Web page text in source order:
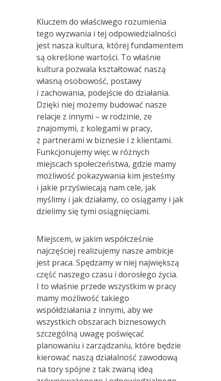
Kluczem do właściwego rozumienia
tego wyzwania i tej odpowiedzialności
jest nasza kultura, której fundamentem
są określone wartości. To właśnie
kultura pozwala kształtować naszą
własną osobowość, postawy
i zachowania, podejście do działania.
Dzięki niej możemy budować nasze
relacje z innymi – w rodzinie, ze
znajomymi, z kolegami w pracy,
z partnerami w biznesie i z klientami.
Funkcjonujemy więc w różnych
miejscach społeczeństwa, gdzie mamy
możliwość pokazywania kim jesteśmy
i jakie przyświecają nam cele, jak
myślimy i jak działamy, co osiągamy i jak
dzielimy się tymi osiągnięciami.
Miejscem, w jakim współcześnie
najczęściej realizujemy nasze ambicje
jest praca. Spędzamy w niej największą
część naszego czasu i dorosłego życia.
I to właśnie przede wszystkim w pracy
mamy możliwość takiego
współdziałania z innymi, aby we
wszystkich obszarach biznesowych
szczególną uwagę poświęcać
planowaniu i zarządzaniu, które będzie
kierować naszą działalność zawodową
na tory spójne z tak zwaną ideą